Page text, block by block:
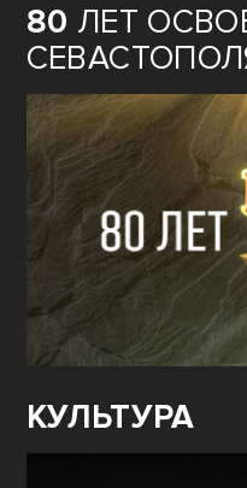
80 ЛЕТ
КУЛЬТУРА